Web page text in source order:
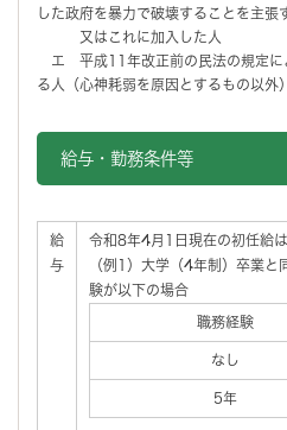
した政府を暴力で破壊することを主張
又はこれに加入した人
エ 平成11年改正前の民法の規定に
る人（心神耗弱を原因とするもの以外）
給与・勤務条件等
給
与
令和8年4月1日現在の初任給
（例1）大学（4年制）卒業と
験が以下の場合
職務経験
なし
5年